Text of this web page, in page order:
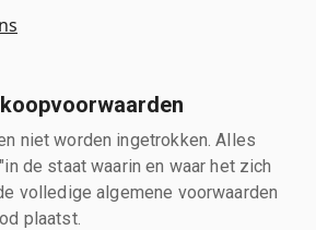
niet worden ingetrokken. Alles
de staat waarin en waar het zich
volledige algemene voorwaarden
plaatst.